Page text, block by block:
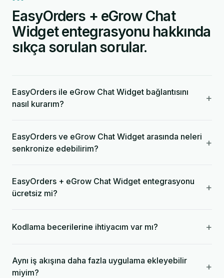
EasyOrders + eGrow Chat
Widget entegrasyonu hakkında
sıkça sorulan sorular.
EasyOrders ile eGrow Chat Widget bağlantısını
nasıl kurarım?
+
EasyOrders ve eGrow Chat Widget arasında neleri
senkronize edebilirim?
+
EasyOrders + eGrow Chat Widget entegrasyonu
ücretsiz mi?
+
Kodlama becerilerine ihtiyacım var mı? +
Aynı iş akışına daha fazla uygulama ekleyebilir
miyim?
+